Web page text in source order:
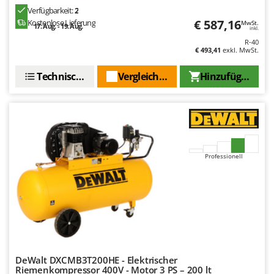
Santos
Sbaraglia
Shark
Simatech
Sirman
Skil
Smartwood
Smeg
Snapper
Spice Electronics
Verfügbarkeit:2
Kostenlose Lieferung
17. Aug. - 19. Aug. € 587,16MwSt.
inkl.
R-40
€ 493,41 exkl. MwSt.
Hinzufügen
Vergleichen Sie
Technische Daten
Professionell
DeWalt DXCMB3T200HE - Elektrischer
Riemenkompressor 400V - Motor 3 PS – 200 lt